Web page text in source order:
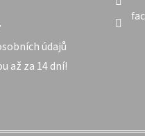
údajů
až za 14 dní!